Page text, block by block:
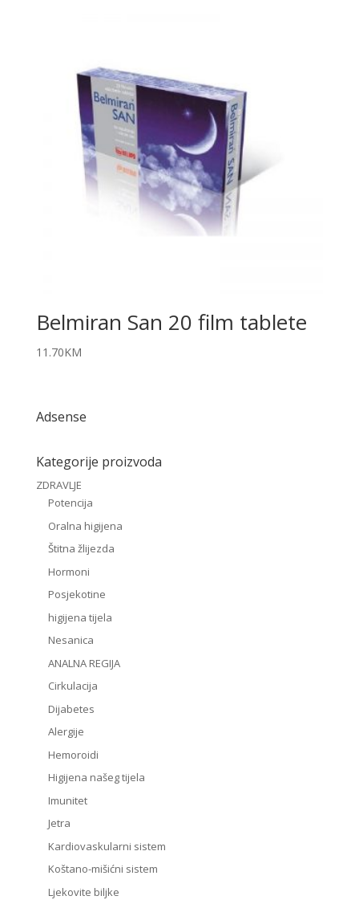
Belmiran San 20 film tablete
11.70KM
Adsense
Kategorije proizvoda
ZDRAVLJE
Potencija
Oralna higijena
Štitna žlijezda
Hormoni
Posjekotine
higijena tijela
Nesanica
ANALNA REGIJA
Cirkulacija
Dijabetes
Alergije
Hemoroidi
Higijena našeg tijela
Imunitet
Jetra
Kardiovaskularni sistem
Koštano-mišićni sistem
Ljekovite biljke